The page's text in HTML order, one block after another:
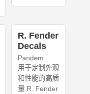
R. Fender
Decals
Pandem
用于定制外观
和性能的高质
量 R. Fender